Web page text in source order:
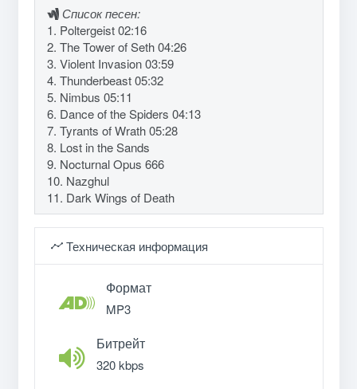
Список песен:
1. Poltergeist 02:16
2. The Tower of Seth 04:26
3. Violent Invasion 03:59
4. Thunderbeast 05:32
5. Nimbus 05:11
6. Dance of the Spiders 04:13
7. Tyrants of Wrath 05:28
8. Lost in the Sands
9. Nocturnal Opus 666
10. Nazghul
11. Dark Wings of Death
Техническая информация
Формат
MP3
Битрейт
320 kbps